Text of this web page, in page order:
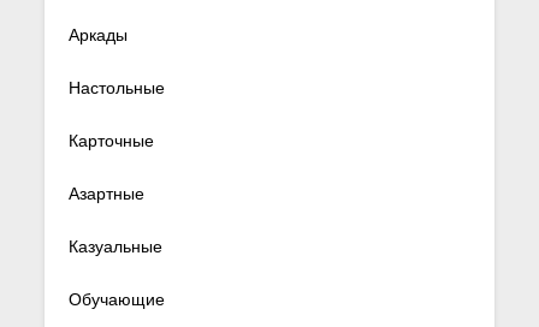
Аркады
Настольные
Карточные
Азартные
Казуальные
Обучающие